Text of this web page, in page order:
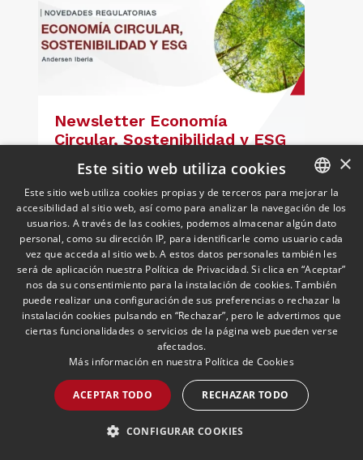
Newsletter Economía
Circular, Sostenibilidad y ESG
03/06/2026 Medioambiente, Sostenibilidad y ESG
Análisis de las novedades normativas
más relevantes en materia de economía
circular, sostenibilidad y ESG
LEER MÁS >>
SPANISH
ENGLISH
PORTUGUESE
×
Este sitio web utiliza cookies
Este sitio web utiliza cookies propias y de terceros para mejorar la
accesibilidad al sitio web, así como para analizar la navegación de los
usuarios. A través de las cookies, podemos almacenar algún dato
personal, como su dirección IP, para identificarle como usuario cada
vez que acceda al sitio web. A estos datos personales también les
será de aplicación nuestra Política de Privacidad. Si clica en “Aceptar”
nos da su consentimiento para la instalación de cookies. También
puede realizar una configuración de sus preferencias o rechazar la
instalación cookies pulsando en “Rechazar”, pero le advertimos que
ciertas funcionalidades o servicios de la página web pueden verse
afectados.
Más información en nuestra Política de Cookies
ACEPTAR TODO RECHAZAR TODO
CONFIGURAR COOKIES